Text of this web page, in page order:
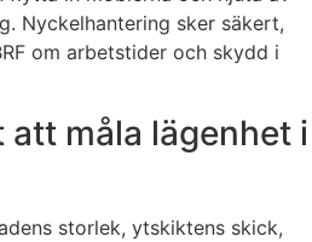
Nyckelhantering sker säkert,
om arbetstider och skydd i
att måla lägenhet i
storlek, ytskiktens skick,